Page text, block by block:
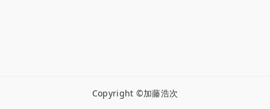
Copyright ©加藤浩次